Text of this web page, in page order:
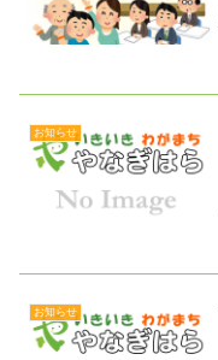
お知らせ
お知らせ